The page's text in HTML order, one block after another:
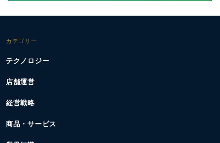
カテゴリー
テクノロジー
店舗運営
経営戦略
商品・サービス